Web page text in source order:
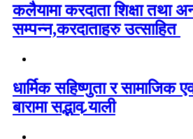
कलैयामा करदाता शिक्षा तथा
सम्पन्न,करदाताहरु उत्साहित
धार्मिक सहिष्णुता र सामाजिक
बारामा सद्भाव र्‍याली